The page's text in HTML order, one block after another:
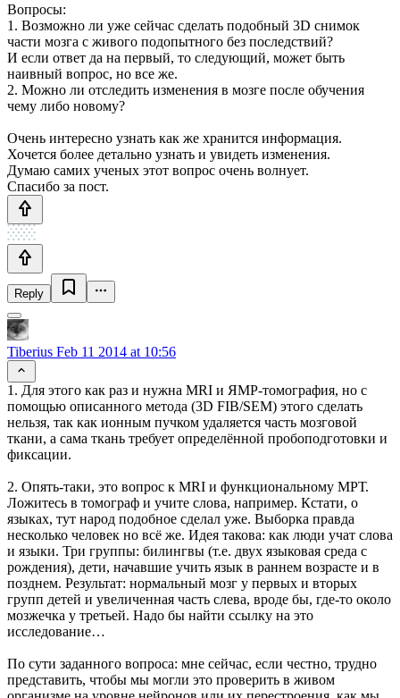
Вопросы:
1. Возможно ли уже сейчас сделать подобный 3D снимок
части мозга с живого подопытного без последствий?
И если ответ да на первый, то следующий, может быть
наивный вопрос, но все же.
2. Можно ли отследить изменения в мозге после обучения
чему либо новому?
Очень интересно узнать как же хранится информация.
Хочется более детально узнать и увидеть изменения.
Думаю самих ученых этот вопрос очень волнует.
Спасибо за пост.
Reply
Tiberius Feb 11 2014 at 10:56
1. Для этого как раз и нужна MRI и ЯМР-томография, но с
помощью описанного метода (3D FIB/SEM) этого сделать
нельзя, так как ионным пучком удаляется часть мозговой
ткани, а сама ткань требует определённой пробоподготовки и
фиксации.
2. Опять-таки, это вопрос к MRI и функциональному МРТ.
Ложитесь в томограф и учите слова, например. Кстати, о
языках, тут народ подобное сделал уже. Выборка правда
несколько человек но всё же. Идея такова: как люди учат слова
и языки. Три группы: билингвы (т.е. двух языковая среда с
рождения), дети, начавшие учить язык в раннем возрасте и в
позднем. Результат: нормальный мозг у первых и вторых
групп детей и увеличенная часть слева, вроде бы, где-то около
мозжечка у третьей. Надо бы найти ссылку на это
исследование…
По сути заданного вопроса: мне сейчас, если честно, трудно
представить, чтобы мы могли это проверить в живом